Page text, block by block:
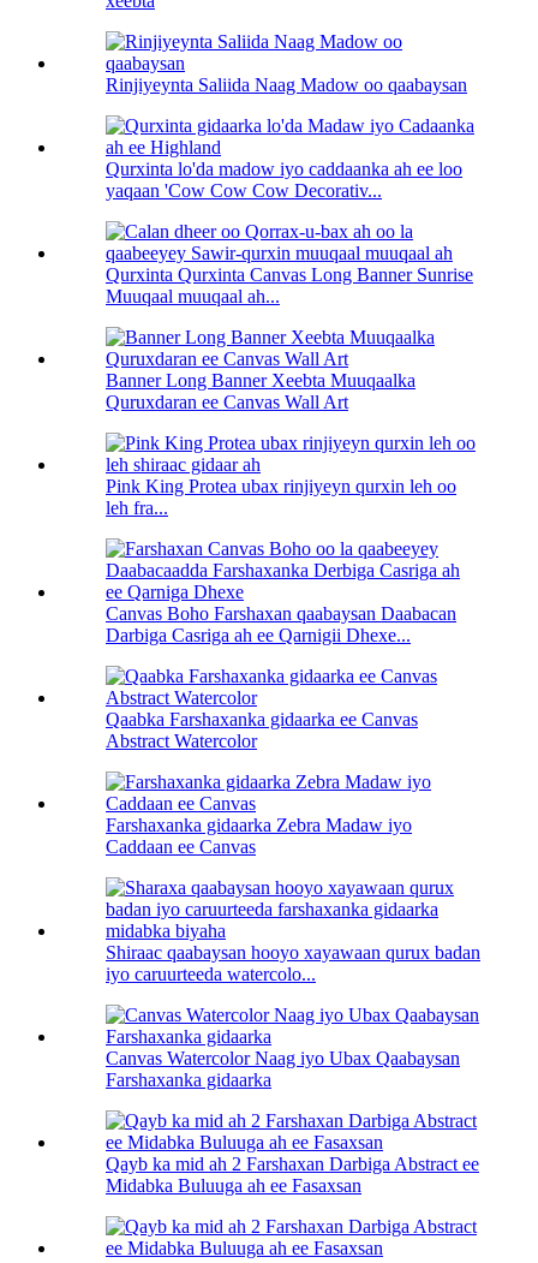
Rinjiyeynta Saliida Naag Madow oo qaabaysan
Qurxinta lo'da madow iyo caddaanka ah ee loo
yaqaan 'Cow Cow Cow Decorativ...
Qurxinta Qurxinta Canvas Long Banner Sunrise
Muuqaal muuqaal ah...
Banner Long Banner Xeebta Muuqaalka
Quruxdaran ee Canvas Wall Art
Pink King Protea ubax rinjiyeyn qurxin leh oo
leh fra...
Canvas Boho Farshaxan qaabaysan Daabacan
Darbiga Casriga ah ee Qarnigii Dhexe...
Qaabka Farshaxanka gidaarka ee Canvas
Abstract Watercolor
Farshaxanka gidaarka Zebra Madaw iyo
Caddaan ee Canvas
Shiraac qaabaysan hooyo xayawaan qurux badan
iyo caruurteeda watercolo...
Canvas Watercolor Naag iyo Ubax Qaabaysan
Farshaxanka gidaarka
Qayb ka mid ah 2 Farshaxan Darbiga Abstract ee
Midabka Buluuga ah ee Fasaxsan